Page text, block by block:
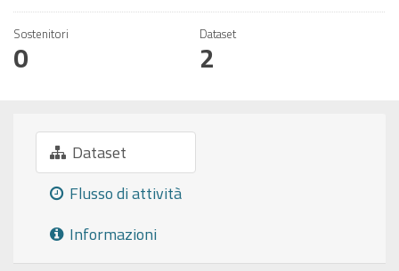
Sostenitori
0
Dataset
2
Dataset
Flusso di attività
Informazioni